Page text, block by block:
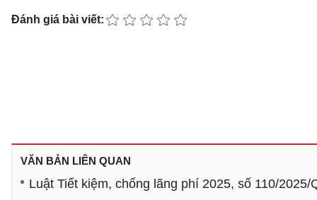
Đánh giá bài viết:
VĂN BẢN LIÊN QUAN
Luật Tiết kiệm, chống lãng phí 2025, số 110/2025/